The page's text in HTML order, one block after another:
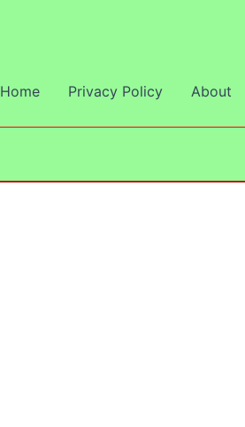
Home Privacy Policy About